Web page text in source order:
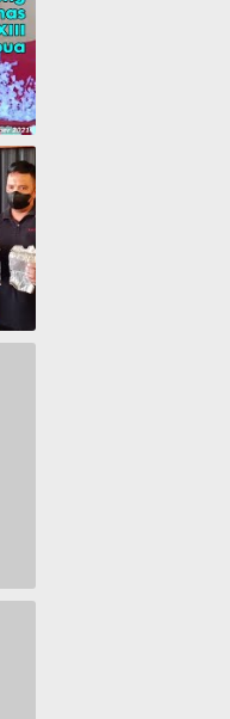
Cantika Manurung Raih Medali Emas di Pesparawi XIII se Tanah Papua
Polresta Jayapura Berhasil ungkap jaringan peredaran shabu terbesar